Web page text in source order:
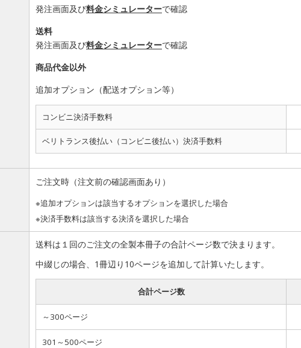
発注画面及び料金シミュレーターで確認
送料
発注画面及び料金シミュレーターで確認
商品代金以外
追加オプション（配送オプション等）
コンビニ決済手数料
ベリトランス後払い（コンビニ後払い）決済手数料
ご注文時（注文前の確認画面あり）
※追加オプションは該当するオプションを選択した場合
※決済手数料は該当する決済を選択した場合
送料は１回のご注文の全製本冊子の合計ページ数で決まります。
中綴じの場合、1冊辺り10ページを追加して計算いたします。
合計ページ数
～300ページ
301～500ページ